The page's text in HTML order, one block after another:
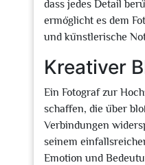
dass jedes Detail
ermöglicht es dem
und künstlerische
Kreativer
Ein Fotograf zur
schaffen, die über
Verbindungen
seinem
Emotion und